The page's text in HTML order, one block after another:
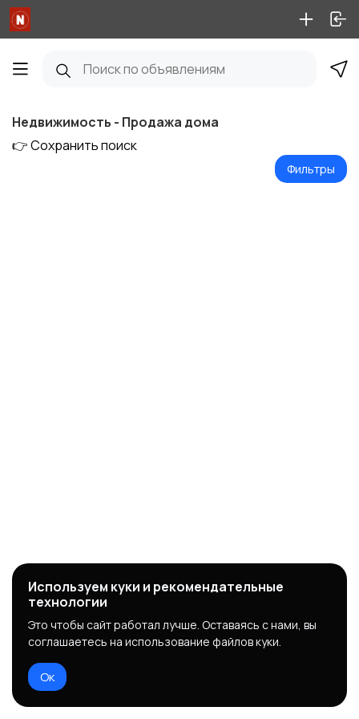
Недвижимость - Продажа дома
👉 Сохранить поиск
Фильтры
Используем куки и рекомендательные
технологии
Это чтобы сайт работал лучше. Оставаясь с нами, вы
соглашаетесь на использование файлов куки.
Ок